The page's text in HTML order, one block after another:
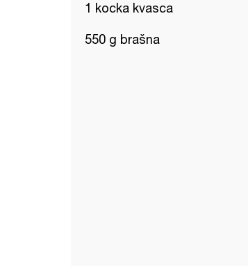
1 kocka kvasca
550 g brašna